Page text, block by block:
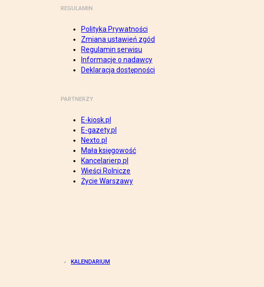
REGULAMIN
Polityka Prywatności
Zmiana ustawień zgód
Regulamin serwisu
Informacje o nadawcy
Deklaracja dostępności
PARTNERZY
E-kiosk.pl
E-gazety.pl
Nexto.pl
Mała księgowość
Kancelarierp.pl
Wieści Rolnicze
Życie Warszawy
KALENDARIUM